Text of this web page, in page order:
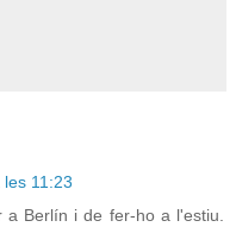
11:23
a Berlín i de fer-ho a l'estiu.